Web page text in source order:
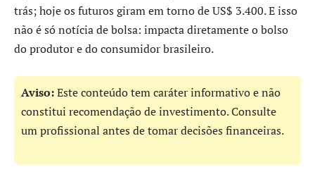
trás; hoje os futuros giram em torno de US$ 3.400. E isso
não é só notícia de bolsa: impacta diretamente o bolso
do produtor e do consumidor brasileiro.
Aviso:Este conteúdo tem caráter informativo e não
constitui recomendação de investimento. Consulte
um profissional antes de tomar decisões financeiras.